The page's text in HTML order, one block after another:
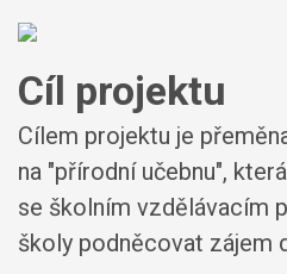
Cíl projektu
Cílem projektu je
na "přírodní učebnu",
se školním vzdělávacím
školy podněcovat zájem